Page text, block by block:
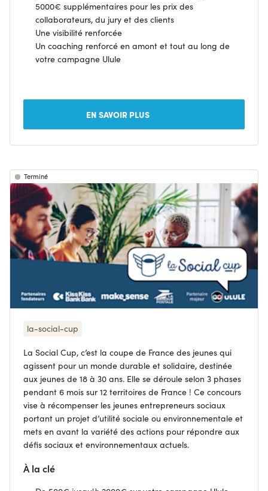
5000€ supplémentaires pour les prix des
collaborateurs, du jury et des clients
Une visibilité renforcée
Un coaching renforcé en amont et tout au long de
votre campagne Ulule
EN SAVOIR PLUS
Terminé
la-social-cup
La Social Cup, c’est la coupe de France des jeunes qui
agissent pour un monde durable et solidaire, destinée
aux jeunes de 18 à 30 ans. Elle se déroule selon 3 phases
pendant 6 mois sur 12 territoires de France ! Ce concours
vise à récompenser les jeunes entrepreneurs sociaux
portant un projet d’utilité sociale ou environnementale et
mets en avant la variété des actions pour répondre aux
défis sociaux et environnementaux actuels.
À la clé